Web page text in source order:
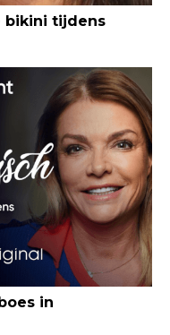
bikini tijdens
in